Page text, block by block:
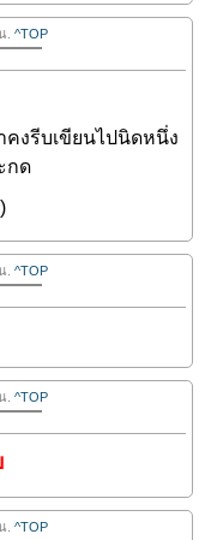
. ^TOP
งรีบเขียนไปนิดหนึ่ง
กด
. ^TOP
. ^TOP
. ^TOP